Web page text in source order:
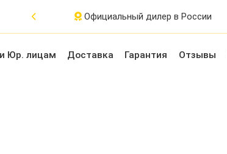
Официальный дилер в России
Юр. лицам Доставка Гарантия Отзывы